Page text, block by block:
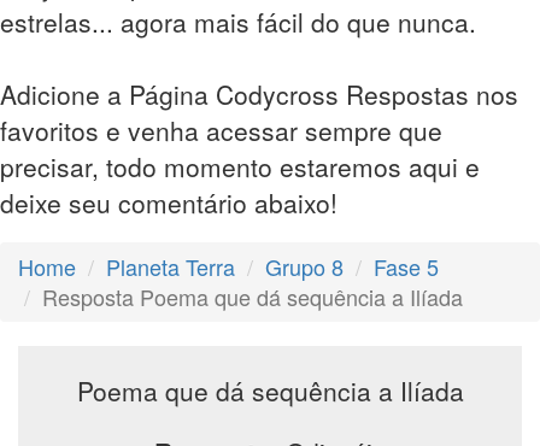
estrelas... agora mais fácil do que nunca.
Adicione a Página Codycross Respostas nos
favoritos e venha acessar sempre que
precisar, todo momento estaremos aqui e
deixe seu comentário abaixo!
Home Planeta Terra Grupo 8
Fase 5
Resposta Poema que dá sequência a Ilíada
Poema que dá sequência a Ilíada